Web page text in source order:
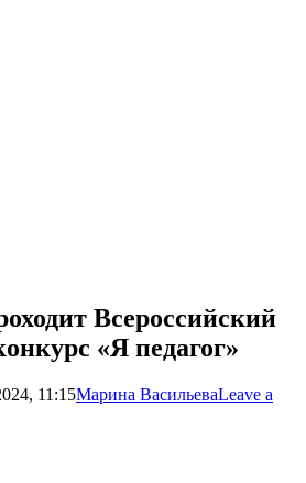
Всероссийский
«Я педагог»
11:15Марина ВасильеваLeave a